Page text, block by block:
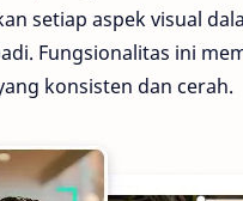
setiap aspek visual
Fungsionalitas ini
konsisten dan cerah.